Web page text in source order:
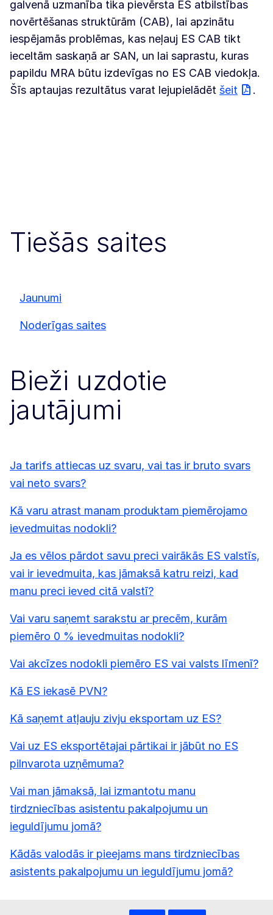
galvenā uzmanība tika pievērsta ES atbilstības
novērtēšanas struktūrām (CAB), lai apzinātu
iespējamās problēmas, kas neļauj ES CAB tikt
ieceltām saskaņā ar SAN, un lai saprastu, kuras
papildu MRA būtu izdevīgas no ES CAB viedokļa.
Šīs aptaujas rezultātus varat lejupielādēt šeit .
Tiešās saites
Jaunumi
Noderīgas saites
Bieži uzdotie
jautājumi
Ja tarifs attiecas uz svaru, vai tas ir bruto svars
vai neto svars?
Kā varu atrast manam produktam piemērojamo
ievedmuitas nodokli?
Ja es vēlos pārdot savu preci vairākās ES valstīs,
vai ir ievedmuita, kas jāmaksā katru reizi, kad
manu preci ieved citā valstī?
Vai varu saņemt sarakstu ar precēm, kurām
piemēro 0 % ievedmuitas nodokli?
Vai akcīzes nodokli piemēro ES vai valsts līmenī?
Kā ES iekasē PVN?
Kā saņemt atļauju zivju eksportam uz ES?
Vai uz ES eksportētajai pārtikai ir jābūt no ES
pilnvarota uzņēmuma?
Vai man jāmaksā, lai izmantotu manu
tirdzniecības asistentu pakalpojumu un
ieguldījumu jomā?
Kādās valodās ir pieejams mans tirdzniecības
asistents pakalpojumu un ieguldījumu jomā?